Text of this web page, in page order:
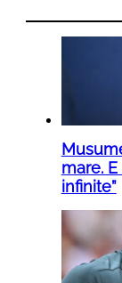
mare.
infinite”